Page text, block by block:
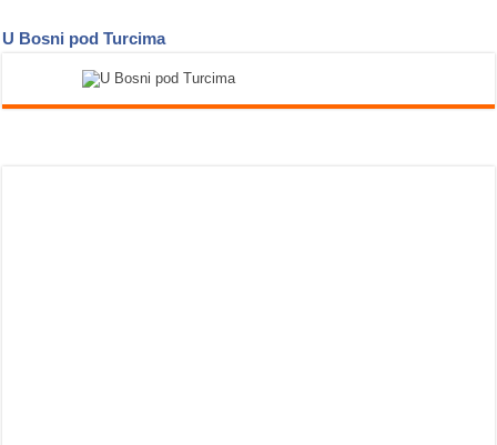
U Bosni pod Turcima